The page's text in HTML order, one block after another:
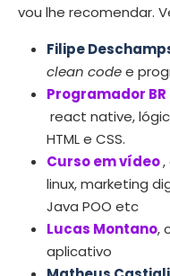
vou lhe recomendar.
Filipe
clean codee
Programador
react native,
HTML e CSS.
Curso em vídeo
linux, marketing
Java POO etc
Lucas Montano,
aplicativo